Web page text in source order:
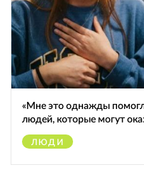
«Мне это однажды
людей, которые могут
ЛЮДИ